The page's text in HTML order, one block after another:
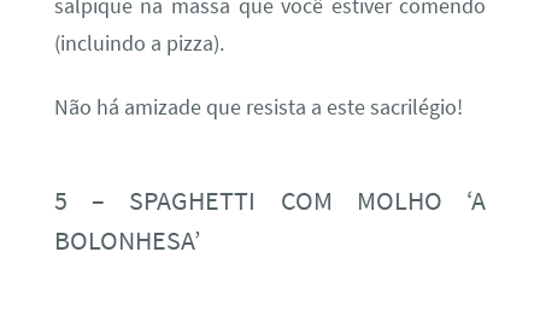
salpique na massa que você estiver comendo
(incluindo a pizza).
Não há amizade que resista a este sacrilégio!
5 – SPAGHETTI COM MOLHO ‘A
BOLONHESA’